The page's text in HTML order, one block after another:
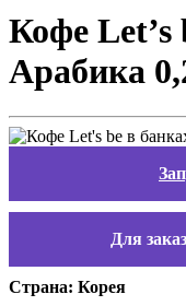
Кофе Let’s
Арабика
Для
Страна: Корея